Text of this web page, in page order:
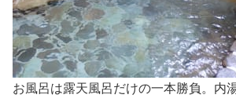
お風呂は露天風呂だけの一本勝負。内